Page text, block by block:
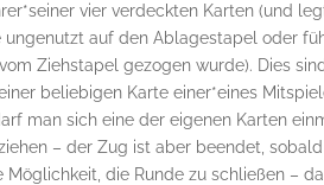
vier verdeckten Karten (und
auf den Ablagestapel oder
Ziehstapel gezogen wurde). Dies
beliebigen Karte einer*eines
man sich eine der eigenen Karten
– der Zug ist aber beendet,
Möglichkeit, die Runde zu schließen –